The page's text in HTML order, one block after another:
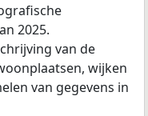
2025.
van de
wijken
van gegevens in